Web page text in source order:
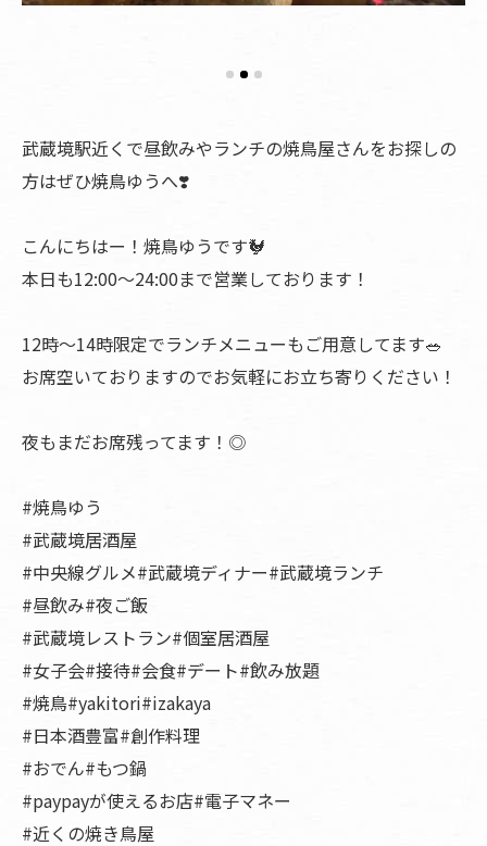
武蔵境駅近くで昼飲みやランチの焼鳥屋さんをお探しの
方はぜひ焼鳥ゆうへ❣️
こんにちはー！焼鳥ゆうです🐓
本日も12:00〜24:00まで営業しております！
12時〜14時限定でランチメニューもご用意してます🥗
お席空いておりますのでお気軽にお立ち寄りください！
夜もまだお席残ってます！◎
#焼鳥ゆう
#武蔵境居酒屋
#中央線グルメ#武蔵境ディナー#武蔵境ランチ
#昼飲み#夜ご飯
#武蔵境レストラン#個室居酒屋
#女子会#接待#会食#デート#飲み放題
#焼鳥#yakitori#izakaya
#日本酒豊富#創作料理
#おでん#もつ鍋
#paypayが使えるお店#電子マネー
#近くの焼き鳥屋